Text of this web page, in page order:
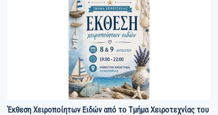
Έκθεση Χειροποίητων Ειδών από το Τμήμα Χειροτεχνίας του